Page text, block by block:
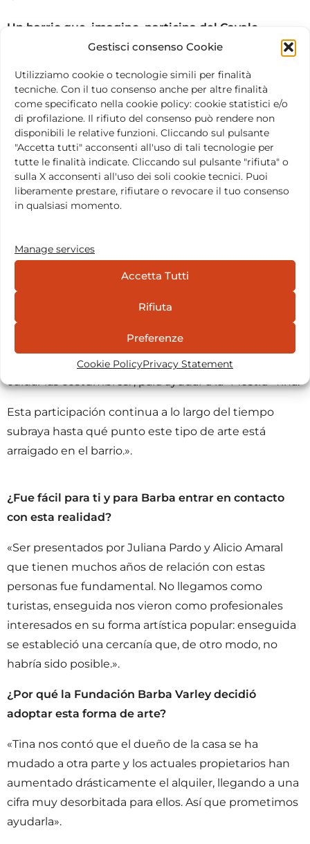
Gestisci consenso Cookie
Utilizziamo cookie o tecnologie simili per finalità
tecniche. Con il tuo consenso anche per altre finalità
come specificato nella cookie policy: cookie statistici e/o
di profilazione. Il rifiuto del consenso può rendere non
disponibili le relative funzioni. Cliccando sul pulsante
"Accetta tutti" acconsenti all'uso di tali tecnologie per
tutte le finalità indicate. Cliccando sul pulsante "rifiuta" o
sulla X acconsenti all'uso dei soli cookie tecnici. Puoi
liberamente prestare, rifiutare o revocare il tuo consenso
in qualsiasi momento.
Manage services
Accetta Tutti
Rifiuta
Preferenze
Cookie PolicyPrivacy Statement
Un barrio que, imagino, participa del Cavalo
«Exactamente. Este año, cuando volvimos a João
Pessoa, vimos el espectáculo de “Mestra” Tina con los
niños y todos los habitantes del barrio.
Están todos juntos: los hay de todos los colores de
piel, hombres, mujeres, trans, homosexuales y entre
ellos fluye una relación muy familiar en la que nadie
es privilegiado respecto a los demás.
niños que participaron el año pasado junto con otros
Entre los participantes también estuvo un hombre
que, en otros lugares, sería definido como “el loco del
pueblo”: fue muy hermoso verlo bailar con los niños y
observar sus interrelaciones: aprenden a compartir, a
Esta participación continua a lo largo del tiempo
subraya hasta qué punto este tipo de arte está
arraigado en el barrio.».
¿Fue fácil para ti y para Barba entrar en contacto
con esta realidad?
«Ser presentados por Juliana Pardo y Alicio Amaral
que tienen muchos años de relación con estas
personas fue fundamental. No llegamos como
turistas, enseguida nos vieron como profesionales
interesados en su forma artística popular: enseguida
se estableció una cercanía que, de otro modo, no
habría sido posible.».
¿Por qué la Fundación Barba Varley decidió
adoptar esta forma de arte?
«Tina nos contó que el dueño de la casa se ha
mudado a otra parte y los actuales propietarios han
aumentado drásticamente el alquiler, llegando a una
cifra muy desorbitada para ellos. Así que prometimos
ayudarla».